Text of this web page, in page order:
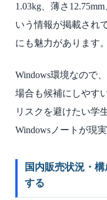
1.03kg、薄さ
いう情報が掲載され
にも魅力があります。
Windows環境なので
場合も候補にしやす
リスクを避けたい学
Windowsノートが現
国内販売状況・
する